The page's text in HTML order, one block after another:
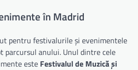
în Madrid
pentru festivalurile și evenimentele
parcursul anului. Unul dintre cele
este Festivalul de Muzică și